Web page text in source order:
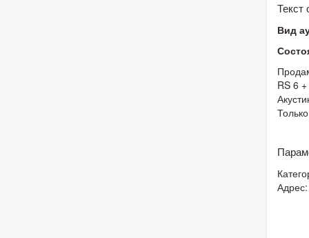
Текст
Вид
RS 6